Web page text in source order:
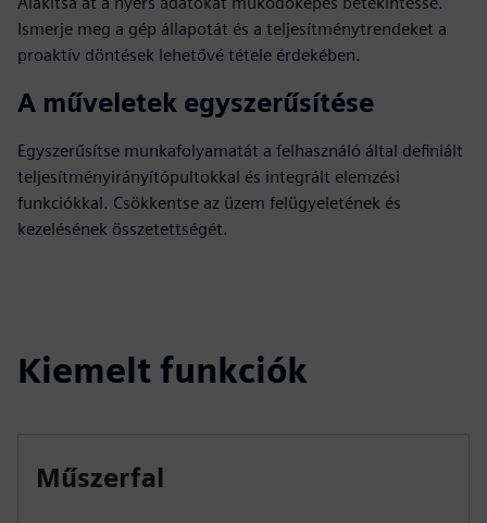
Ismerje meg a gép állapotát és a teljesítménytrendeket a
proaktív döntések lehetővé tétele érdekében.
A műveletek egyszerűsítése
Egyszerűsítse munkafolyamatát a felhasználó által definiált
teljesítményirányítópultokkal és integrált elemzési
funkciókkal. Csökkentse az üzem felügyeletének és
kezelésének összetettségét.
Kiemelt funkciók
Műszerfal